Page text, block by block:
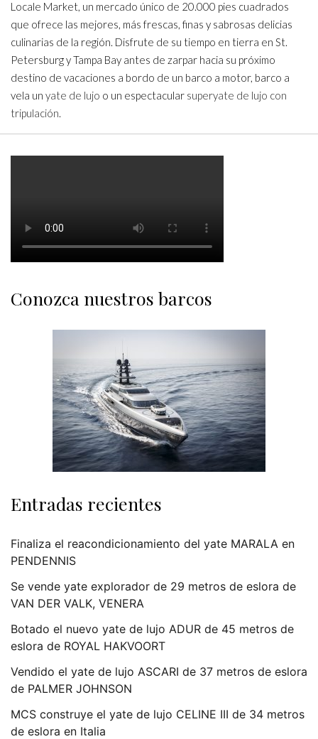
Locale Market, un mercado único de 20.000 pies cuadrados
que ofrece las mejores, más frescas, finas y sabrosas delicias
culinarias de la región. Disfrute de su tiempo en tierra en St.
Petersburg y Tampa Bay antes de zarpar hacia su próximo
destino de vacaciones a bordo de un barco a motor, barco a
vela un yate de lujo o un espectacular superyate de lujo con
tripulación.
Conozca nuestros barcos
Entradas recientes
Finaliza el reacondicionamiento del yate MARALA en
PENDENNIS
Se vende yate explorador de 29 metros de eslora de
VAN DER VALK, VENERA
Botado el nuevo yate de lujo ADUR de 45 metros de
eslora de ROYAL HAKVOORT
Vendido el yate de lujo ASCARI de 37 metros de eslora
de PALMER JOHNSON
MCS construye el yate de lujo CELINE III de 34 metros
de eslora en Italia